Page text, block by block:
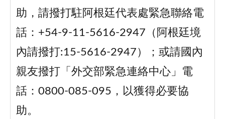
助，請撥打駐阿根廷代表處緊急聯絡電
話：+54-9-11-5616-2947（阿根廷境
內請撥打:15-5616-2947）；或請國內
親友撥打「外交部緊急連絡中心」電
話：0800-085-095，以獲得必要協
助。